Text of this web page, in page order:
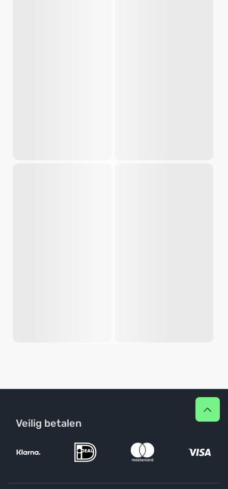
Veilig betalen